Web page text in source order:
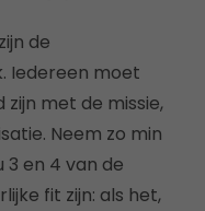
de
Iedereen moet
met de missie,
Neem zo min
3 en 4 van de
fit zijn: als het,